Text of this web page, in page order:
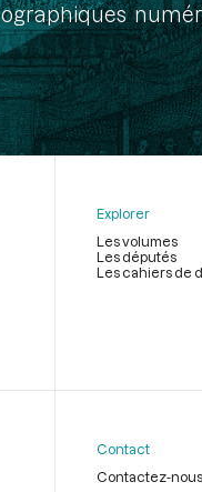
Explorer
Les volumes
Les députés
Les cahiers de
Contact
Contactez-nous